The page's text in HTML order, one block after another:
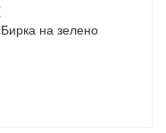
на зелено